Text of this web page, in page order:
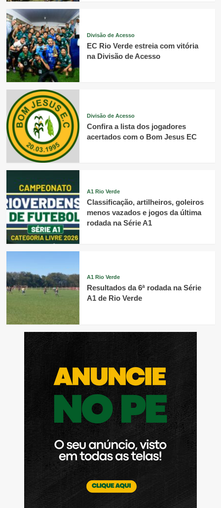
Divisão de Acesso
EC Rio Verde estreia com vitória
na Divisão de Acesso
Divisão de Acesso
Confira a lista dos jogadores
acertados com o Bom Jesus EC
A1 Rio Verde
Classificação, artilheiros, goleiros
menos vazados e jogos da última
rodada na Série A1
A1 Rio Verde
Resultados da 6ª rodada na Série
A1 de Rio Verde